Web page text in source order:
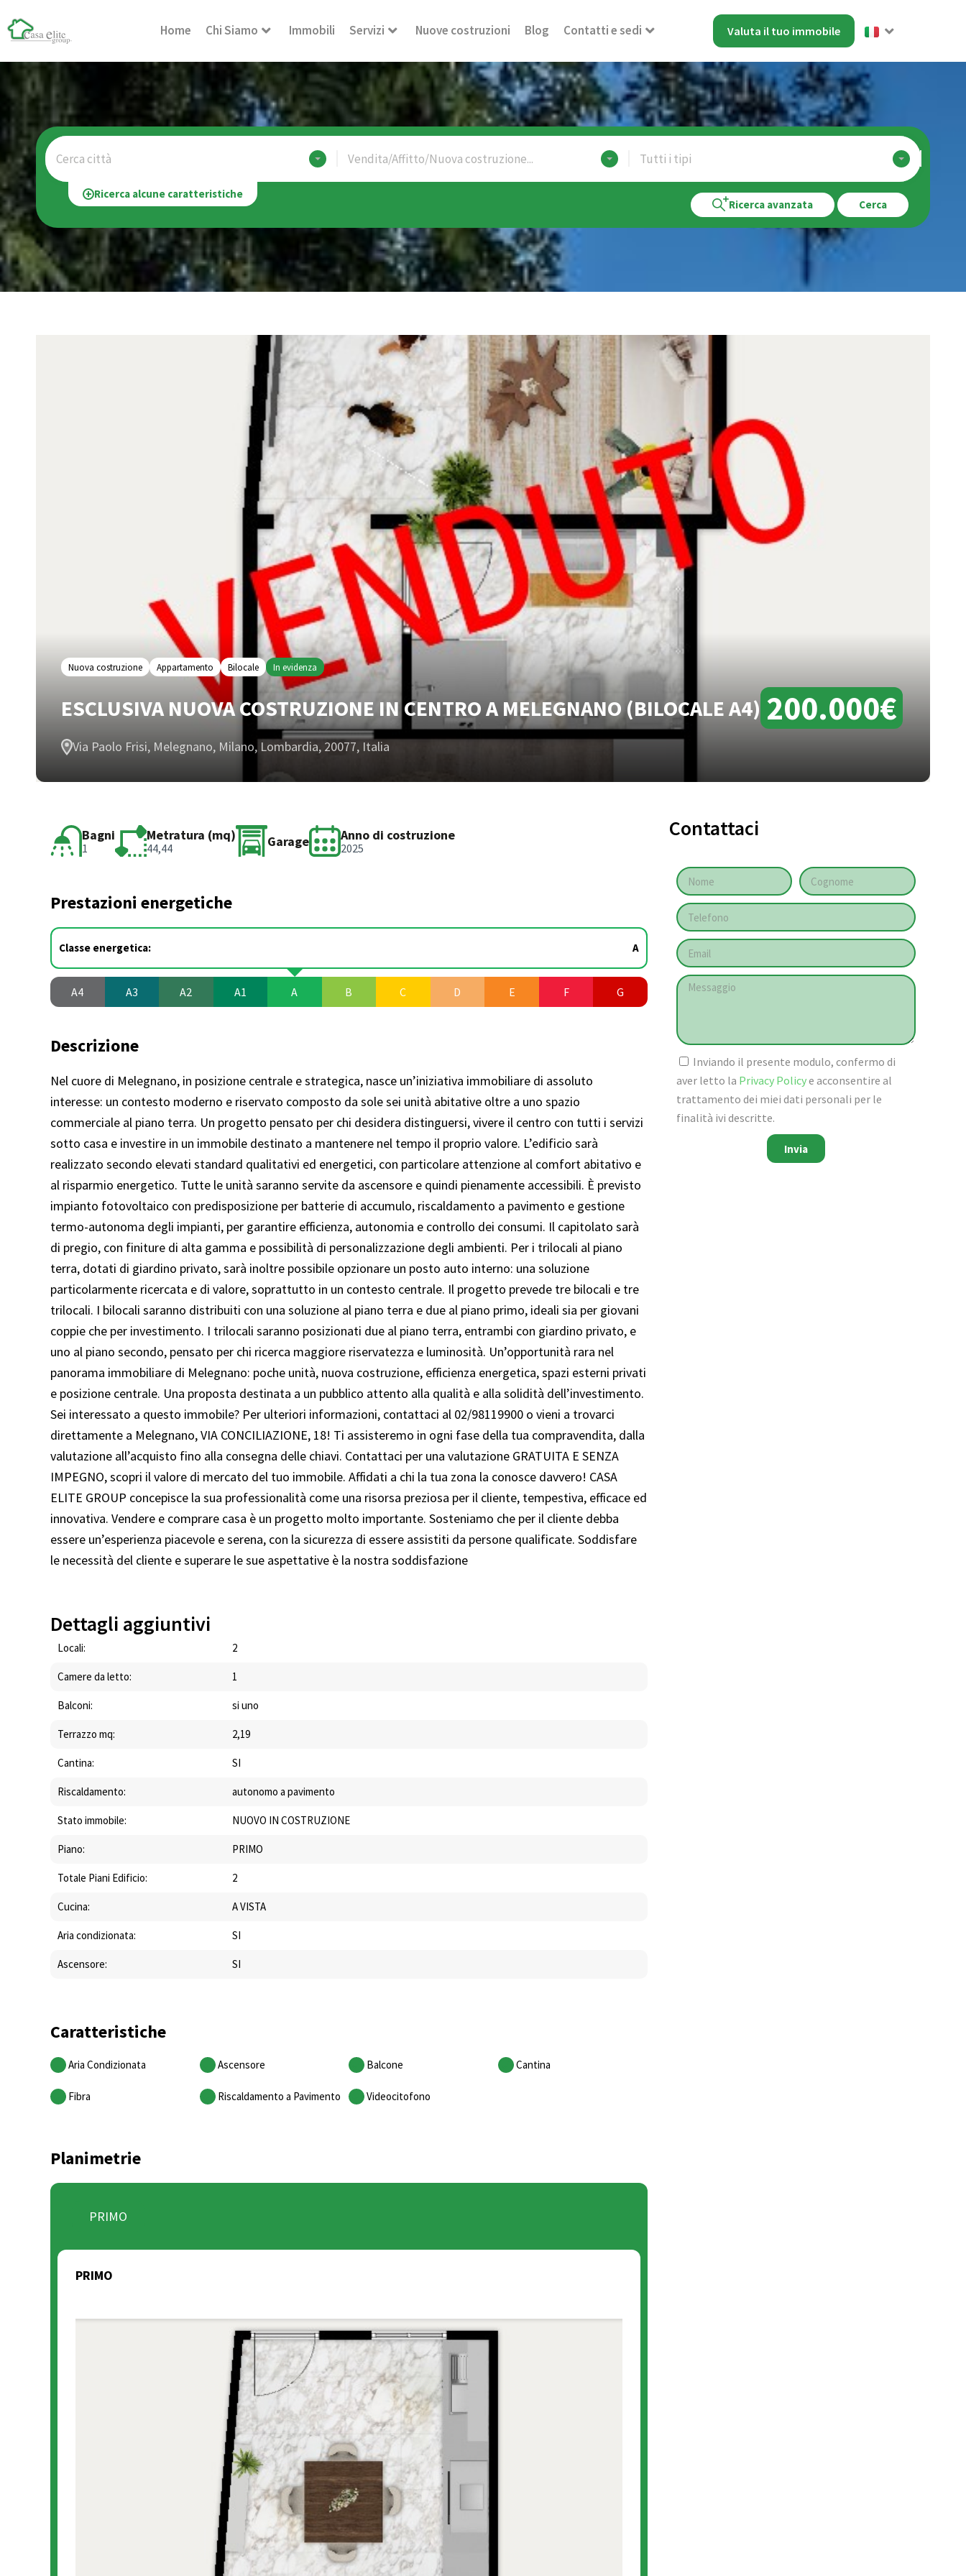
Home Chi Siamo Immobili Servizi Nuove costruzioni Blog Contatti e sedi Valuta il tuo immobile
Cerca città Vendita/Affitto/Nuova costruzione... Tutti i tipi
Ricerca alcune caratteristiche
Ricerca avanzata Cerca
Nuova costruzione Appartamento Bilocale In evidenza
ESCLUSIVA NUOVA COSTRUZIONE IN CENTRO A MELEGNANO (BILOCALE A4) 200.000€
Via Paolo Frisi, Melegnano, Milano, Lombardia, 20077, Italia
Bagni
1
Metratura (mq)
44,44 Garage Anno di costruzione
2025
Prestazioni energetiche
Classe energetica: A
A4 A3 A2 A1 A B C D E F G
Descrizione
Nel cuore di Melegnano, in posizione centrale e strategica, nasce un’iniziativa immobiliare di assoluto
interesse: un contesto moderno e riservato composto da sole sei unità abitative oltre a uno spazio
commerciale al piano terra. Un progetto pensato per chi desidera distinguersi, vivere il centro con tutti i servizi
sotto casa e investire in un immobile destinato a mantenere nel tempo il proprio valore. L’edificio sarà
realizzato secondo elevati standard qualitativi ed energetici, con particolare attenzione al comfort abitativo e
al risparmio energetico. Tutte le unità saranno servite da ascensore e quindi pienamente accessibili. È previsto
impianto fotovoltaico con predisposizione per batterie di accumulo, riscaldamento a pavimento e gestione
termo-autonoma degli impianti, per garantire efficienza, autonomia e controllo dei consumi. Il capitolato sarà
di pregio, con finiture di alta gamma e possibilità di personalizzazione degli ambienti. Per i trilocali al piano
terra, dotati di giardino privato, sarà inoltre possibile opzionare un posto auto interno: una soluzione
particolarmente ricercata e di valore, soprattutto in un contesto centrale. Il progetto prevede tre bilocali e tre
trilocali. I bilocali saranno distribuiti con una soluzione al piano terra e due al piano primo, ideali sia per giovani
coppie che per investimento. I trilocali saranno posizionati due al piano terra, entrambi con giardino privato, e
uno al piano secondo, pensato per chi ricerca maggiore riservatezza e luminosità. Un’opportunità rara nel
panorama immobiliare di Melegnano: poche unità, nuova costruzione, efficienza energetica, spazi esterni privati
e posizione centrale. Una proposta destinata a un pubblico attento alla qualità e alla solidità dell’investimento.
Sei interessato a questo immobile? Per ulteriori informazioni, contattaci al 02/98119900 o vieni a trovarci
direttamente a Melegnano, VIA CONCILIAZIONE, 18! Ti assisteremo in ogni fase della tua compravendita, dalla
valutazione all’acquisto fino alla consegna delle chiavi. Contattaci per una valutazione GRATUITA E SENZA
IMPEGNO, scopri il valore di mercato del tuo immobile. Affidati a chi la tua zona la conosce davvero! CASA
ELITE GROUP concepisce la sua professionalità come una risorsa preziosa per il cliente, tempestiva, efficace ed
innovativa. Vendere e comprare casa è un progetto molto importante. Sosteniamo che per il cliente debba
essere un’esperienza piacevole e serena, con la sicurezza di essere assistiti da persone qualificate. Soddisfare
le necessità del cliente e superare le sue aspettative è la nostra soddisfazione
Dettagli aggiuntivi
Locali: 2
Camere da letto: 1
Balconi: si uno
Terrazzo mq: 2,19
Cantina: SI
Riscaldamento: autonomo a pavimento
Stato immobile: NUOVO IN COSTRUZIONE
Piano: PRIMO
Totale Piani Edificio: 2
Cucina: A VISTA
Aria condizionata: SI
Ascensore: SI
Caratteristiche
Aria Condizionata Ascensore Balcone Cantina
Fibra Riscaldamento a Pavimento Videocitofono
Planimetrie
PRIMO
PRIMO
Contattaci
Inviando il presente modulo, confermo di
aver letto la Privacy Policye acconsentire al
trattamento dei miei dati personali per le
finalità ivi descritte.
Invia